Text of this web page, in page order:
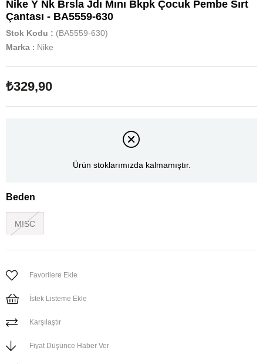
Nike Y Nk Brsla Jdı Mını Bkpk Çocuk Pembe Sırt
Çantası - BA5559-630
Stok Kodu
(BA5559-630)
Marka : Nike
₺329,90
Ürün stoklarımızda kalmamıştır.
Beden
MISC
Favorilere Ekle
İstek Listeme Ekle
Karşılaştır
Fiyat Düşünce Haber Ver